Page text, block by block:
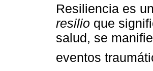
Resiliencia es
resilio que
salud, se
eventos